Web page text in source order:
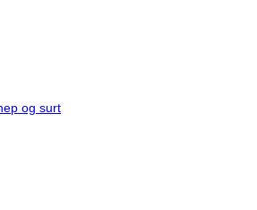
og surt